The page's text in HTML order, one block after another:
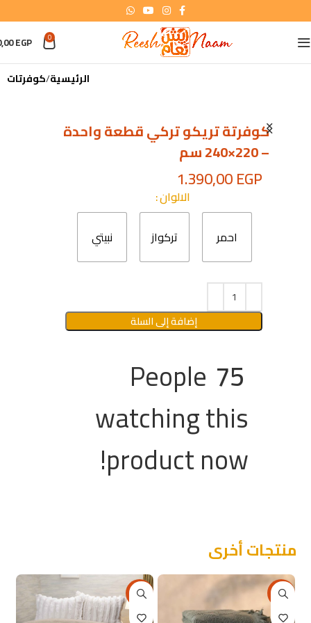
0
EGP
الرئيسية كوفرتات
كوفرتة تريكو تركي قطعة واحدة
– 220×240 سم
1.390,00EGP
75
People
watching this
product now!
الالوان
احمر
تركواز نبيتي
إضافة إلى السلة
منتجات أخرى
-13%
-26%